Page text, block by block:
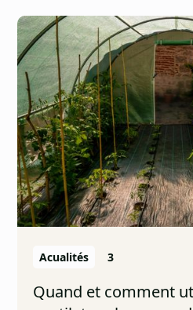
Acualités 3
Quand et comment